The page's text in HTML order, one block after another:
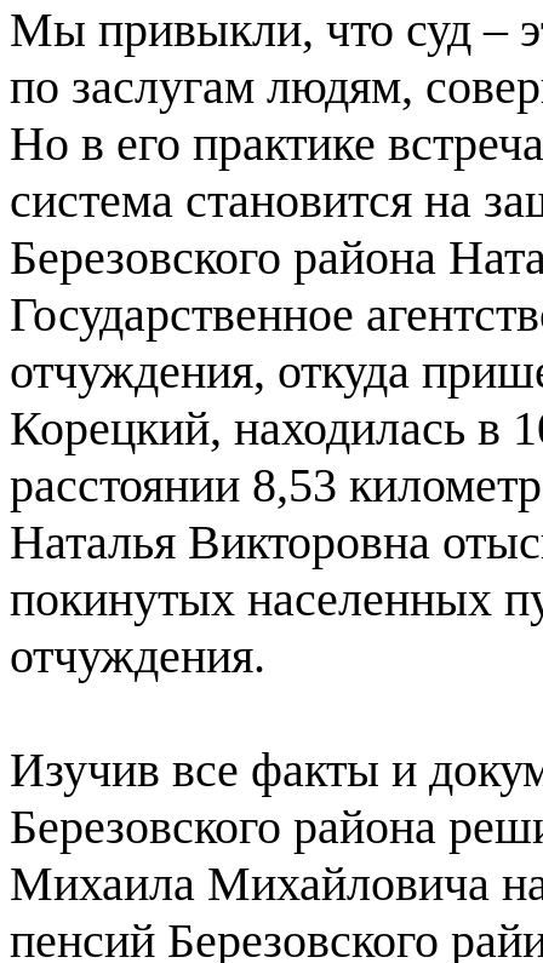
Мы привыкли, что суд –
по заслугам людям,
Но в его практике
система становится на
Березовского района
Государственное
отчуждения, откуда
Корецкий, находилась в
расстоянии 8,53
Наталья Викторовна
покинутых населенных
отчуждения.
Изучив все факты и
Березовского района
Михаила Михайловича
пенсий Березовского